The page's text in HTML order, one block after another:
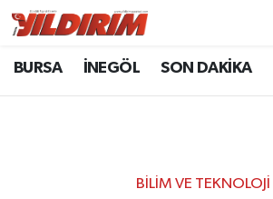
BURSA İNEGÖL SON DAKİKA
BİLİM VE TEKNOLOJİ
BURSA
Bursa Nöbetçi Eczaneler